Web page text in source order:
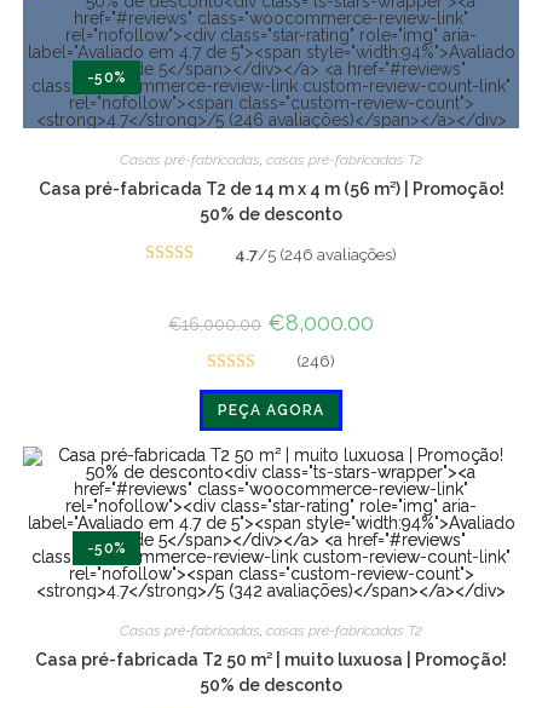
-50%
Casas pré-fabricadas, casas pré-fabricadas T2
Casa pré-fabricada T2 de 14 m x 4 m (56 m²) | Promoção!
50% de desconto
4.7/5 (246 avaliações)
€16,000.00 O
preço
original
€16,000.00.
€8,000.00
Avaliado
em 4.7 de 5
(246)
PEÇA AGORA
-50%
Casas pré-fabricadas casas pré-fabricadas T2
Casa pré-fabricada T2 50 m² | muito luxuosa | Promoção!
50% de desconto